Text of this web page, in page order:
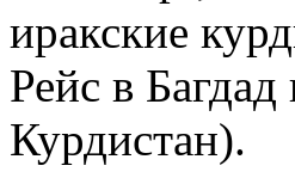
иракские
Рейс в
Курдистан).